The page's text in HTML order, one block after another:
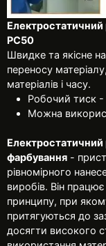
PC50
Швидке та якісне
переносу
матеріалів і часу.
Робочий тиск
Можна
фарбування -
рівномірного
виробів. Він
принципу, при
притягуються до
досягти високого